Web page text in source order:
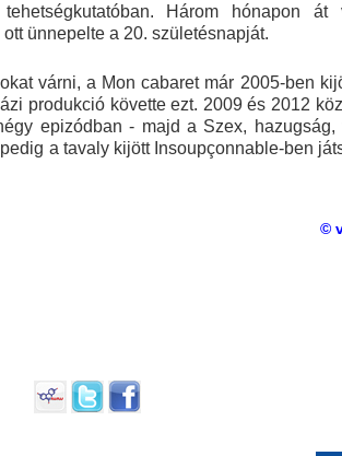
Három hónapon át
ünnepelte a 20. születésnapját.
várni, a Mon cabaret már 2005-ben
produkció követte ezt. 2009 és 2012
epizódban - majd a Szex, hazugság,
a tavaly kijött Insoupçonnable-ben
©